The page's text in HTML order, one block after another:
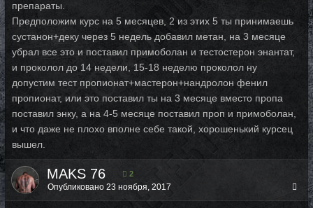
препараты.
Предположим курс на 5 месяцев, 2 из этих 5 ты принимаешь
сустанон+деку через 5 недель добавил метан, на 3 месяце
убрал все это и поставил примоболан и тестостерон энантат,
и проколол до 14 недели, 15-18 неделю проколол ну
допустим тест пропионат+мастерон+нандролон фенил
пропионат, или это поставил ты на 3 месяце вместо пропа
поставил энку, а на 4-5 месяце поставил проп и примоболан,
и что даже не плохо вполне себе такой, хорошенький курсец
вышел.
MAKS 76 2
Опубликовано 23 ноября, 2017